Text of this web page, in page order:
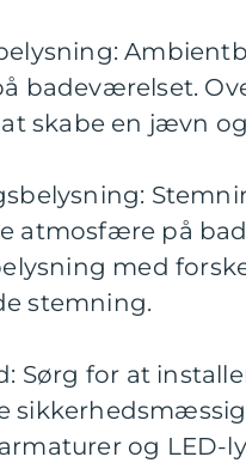
badeværelset.
skabe en jævn
atmosfære på
med
stemning.
Sørg for at
og LED-